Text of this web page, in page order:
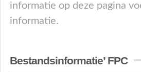
informatie op deze pagina
informatie.
Bestandsinformatie’ FPC